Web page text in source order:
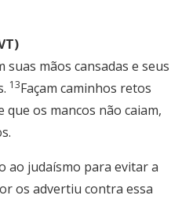
mãos cansadas e seus
13Façam caminhos retos
que os mancos não caiam,
ao judaísmo para evitar a
os advertiu contra essa